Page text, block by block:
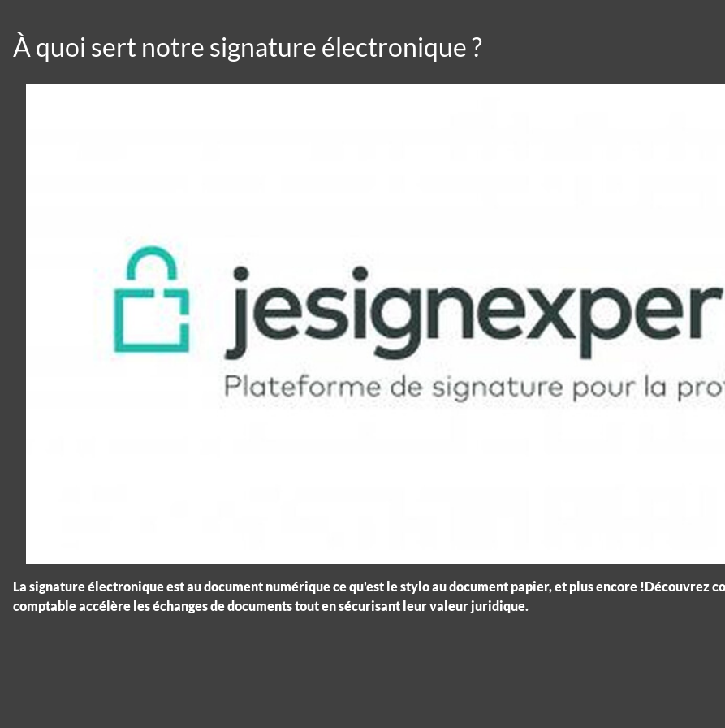
À quoi sert notre signature électronique ?
La signature électronique est au document numérique ce qu'est le stylo au document papier, et plus encore !Découvrez
comptable accélère les échanges de documents tout en sécurisant leur valeur juridique.